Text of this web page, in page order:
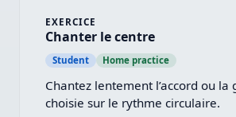
EXERCICE
Chanter le centre
Student Home practice
Chantez lentement l’accord ou la
choisie sur le rythme circulaire.